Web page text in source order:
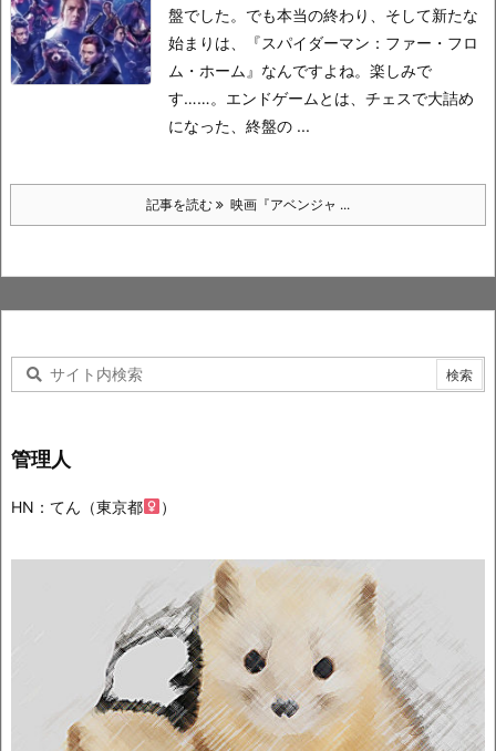
盤でした。 でも本当の終わり、そして新たな
始まりは、『スパイダーマン：ファー・フロ
ム・ホーム』なんですよね。楽しみで
す……。 エンドゲームとは、チェスで大詰め
になった、終盤の ...
記事を読む 映画『アベンジャ ...
管理人
HN：てん（東京都 ）